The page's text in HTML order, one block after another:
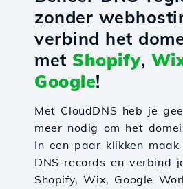
zonder
verbind het
met Shopify,
Google!
Met CloudDNS heb je
meer nodig om het
In een paar klikken
DNS-records en verbind
Shopify, Wix, Google